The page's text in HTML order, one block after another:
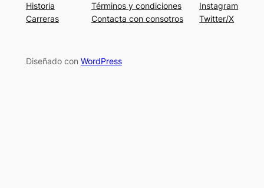
Historia
Carreras
Términos y condiciones
Contacta con consotros
Instagram
Twitter/X
Diseñado con WordPress